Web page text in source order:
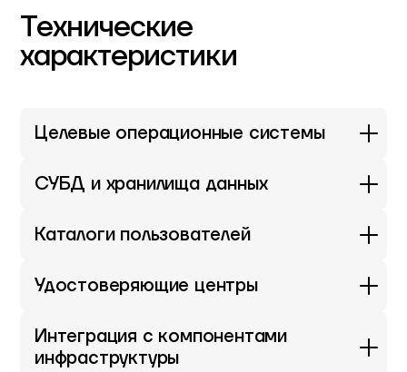
Технические
характеристики
Целевые операционные системы
СУБД и хранилища данных
Каталоги пользователей
Удостоверяющие центры
Интеграция с компонентами
инфраструктуры